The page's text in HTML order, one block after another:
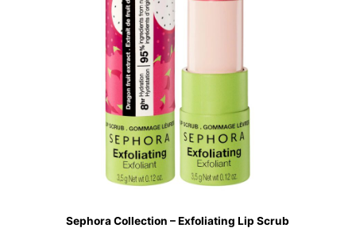
Sephora Collection – Exfoliating Lip Scrub